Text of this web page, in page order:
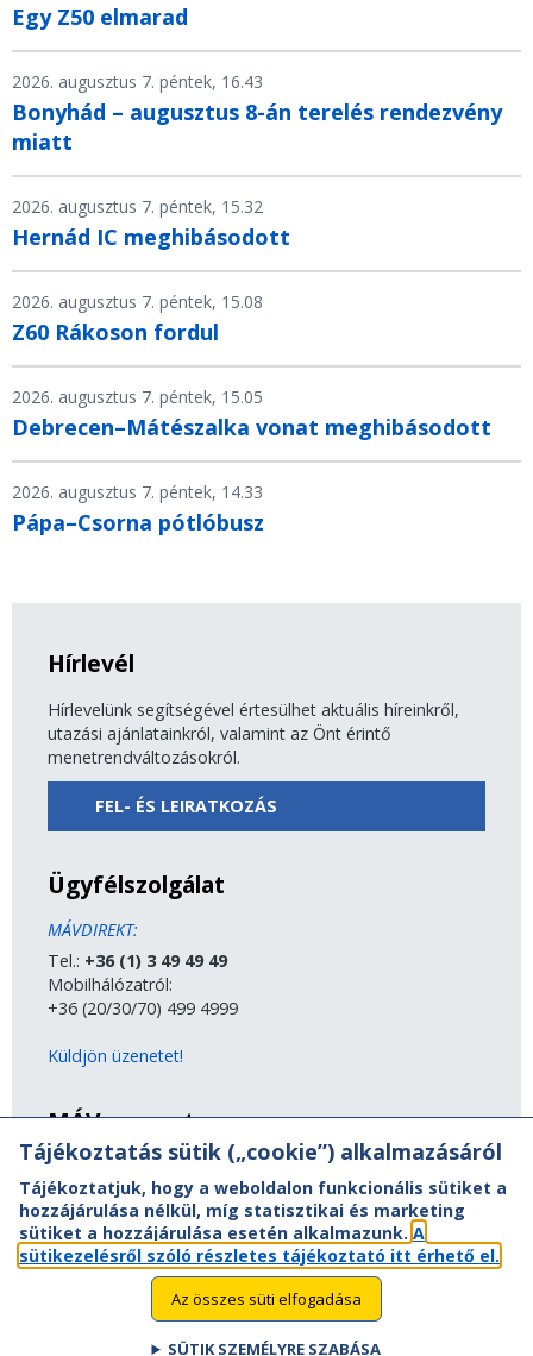
Egy Z50 elmarad
2026. augusztus 7. péntek, 16.43
Bonyhád – augusztus 8-án terelés rendezvény
miatt
2026. augusztus 7. péntek, 15.32
Hernád IC meghibásodott
2026. augusztus 7. péntek, 15.08
Z60 Rákoson fordul
2026. augusztus 7. péntek, 15.05
Debrecen–Mátészalka vonat meghibásodott
2026. augusztus 7. péntek, 14.33
Pápa–Csorna pótlóbusz
Hírlevél
Hírlevelünk segítségével értesülhet aktuális híreinkről,
utazási ajánlatainkról, valamint az Önt érintő
menetrendváltozásokról.
FEL- ÉS LEIRATKOZÁS
Ügyfélszolgálat
MÁVDIREKT:
Tel.: +36 (1) 3 49 49 49
Mobilhálózatról:
+36 (20/30/70) 499 4999
Küldjön üzenetet!
MÁV-csoport
A MÁV-csoport tagjai
Jogi útmutatás
Adatvédelem
Kapcsolat
Vasút a nagyvilágban
Akadálymentesítési nyilatkozat
Tájékoztatás sütik („cookie”) alkalmazásáról
Tájékoztatjuk, hogy a weboldalon funkcionális sütiket a
hozzájárulása nélkül, míg statisztikai és marketing
sütiket a hozzájárulása esetén alkalmazunk. A
sütikezelésről szóló részletes tájékoztató itt érhető el.
Az összes süti elfogadása
SÜTIK SZEMÉLYRE SZABÁSA